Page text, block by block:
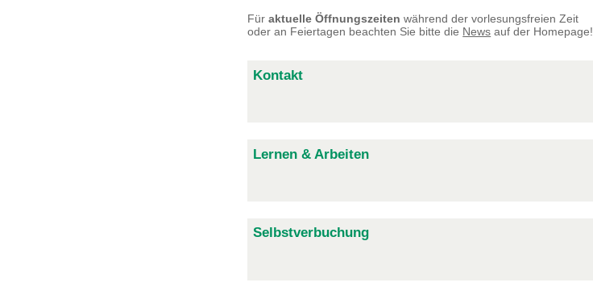
Füraktuelle Öffnungszeiten während der vorlesungsfreien Zeit
oder an Feiertagen beachten Sie bitte die News auf der Homepage!
Kontakt
Lernen & Arbeiten
Selbstverbuchung